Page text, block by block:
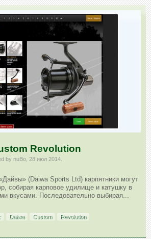
Revolution
by nuBo 28 июл 2014
(Daiwa Sports Ltd) карпятники могут
собирая карповое удилище и катушку в
вкусами. Последовательно выбирая...
Daiwa Custom Revolution